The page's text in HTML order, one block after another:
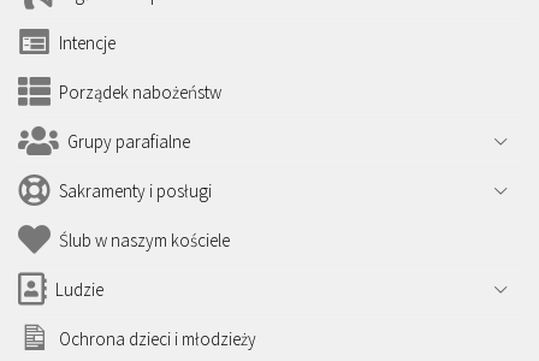
Intencje
Porządek nabożeństw
Grupy parafialne
Sakramenty i posługi
Ślub w naszym kościele
Ludzie
Ochrona dzieci i młodzieży